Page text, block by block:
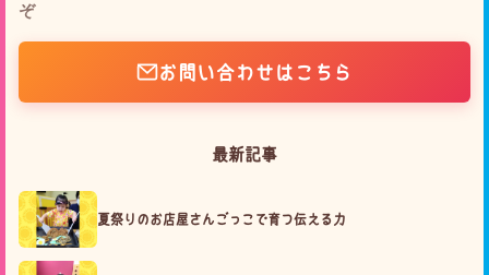
ぞ
お問い合わせはこちら
最新記事
夏祭りのお店屋さんごっこで育つ伝える力